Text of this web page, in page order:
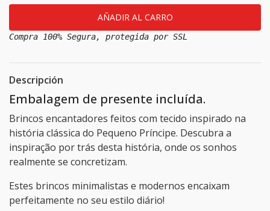
Compra 100% Segura, protegida por SSL
Descripción
Embalagem de presente incluída.
Brincos encantadores feitos com tecido inspirado na
história clássica do Pequeno Príncipe. Descubra a
inspiração por trás desta história, onde os sonhos
realmente se concretizam.
Estes brincos minimalistas e modernos encaixam
perfeitamente no seu estilo diário!